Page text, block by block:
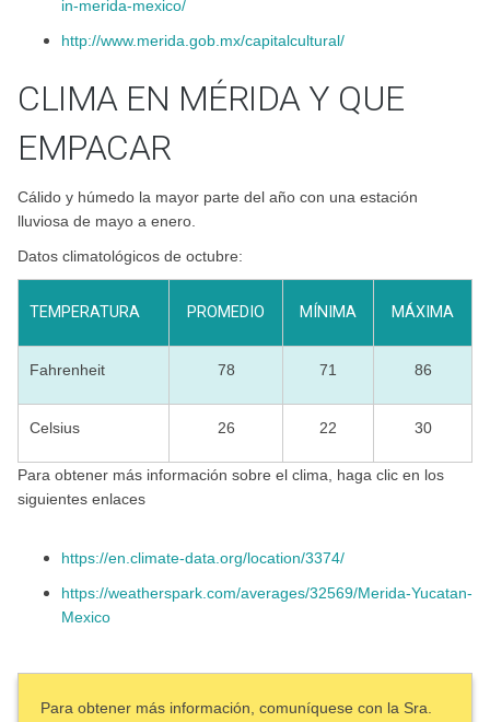
in-merida-mexico/
http://www.merida.gob.mx/capitalcultural/
CLIMA EN MÉRIDA Y QUE
EMPACAR
Cálido y húmedo la mayor parte del año con una estación
lluviosa de mayo a enero.
Datos climatológicos de octubre:
TEMPERATURA PROMEDIO MÍNIMA MÁXIMA
Fahrenheit 78 71 86
Celsius 26 22 30
Para obtener más información sobre el clima, haga clic en los
siguientes enlaces
https://en.climate-data.org/location/3374/
https://weatherspark.com/averages/32569/Merida-Yucatan-
Mexico
Para obtener más información, comuníquese con la Sra.